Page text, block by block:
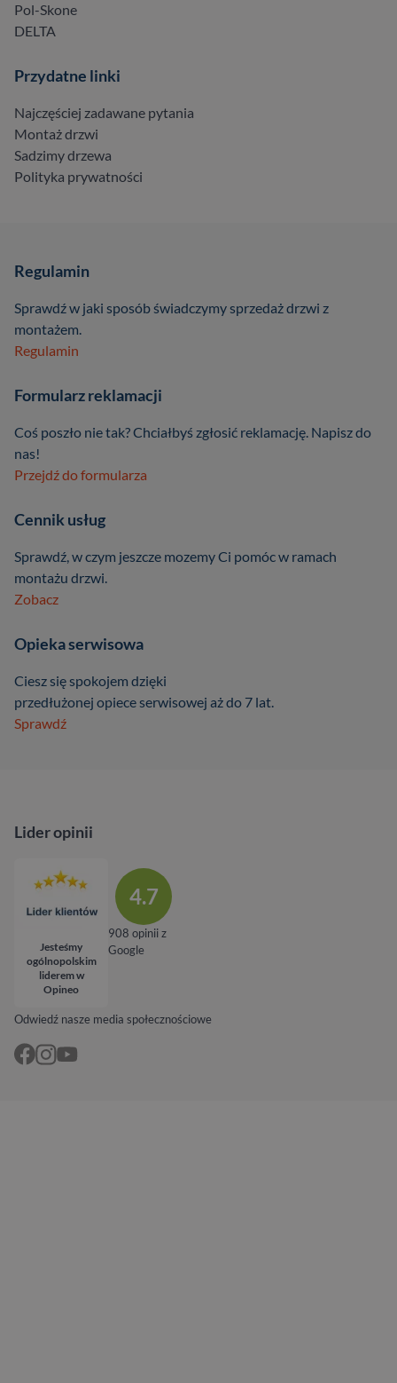
Pol-Skone
DELTA
Przydatne linki
Najczęściej zadawane pytania
Montaż drzwi
Sadzimy drzewa
Polityka prywatności
Regulamin
Sprawdź w jaki sposób świadczymy sprzedaż drzwi z
montażem.
Regulamin
Formularz reklamacji
Coś poszło nie tak? Chciałbyś zgłosić reklamację. Napisz do
nas!
Przejdź do formularza
Cennik usług
Sprawdź, w czym jeszcze mozemy Ci pomóc w ramach
montażu drzwi.
Zobacz
Opieka serwisowa
Ciesz się spokojem dzięki
przedłużonej opiece serwisowej aż do 7 lat.
Sprawdź
Odwiedź nasze media społecznościowe
Lider opinii
Jesteśmy
ogólnopolskim
liderem w
Opineo
4.7
908 opinii z
Google